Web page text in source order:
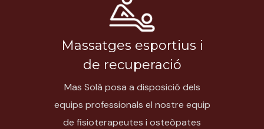
Massatges esportius i
de recuperació
Mas Solà posa a disposició dels
equips professionals el nostre equip
de fisioterapeutes i osteòpates